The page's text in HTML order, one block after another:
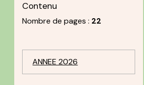
Contenu
Nombre de pages : 22
ANNEE 2026